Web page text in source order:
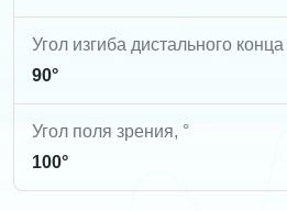
Угол изгиба дистального
90°
Угол поля зрения, °
100°